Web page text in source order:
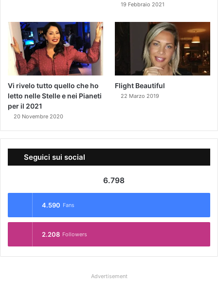
19 Febbraio 2021
Vi rivelo tutto quello che ho
letto nelle Stelle e nei Pianeti
per il 2021
20 Novembre 2020
Flight Beautiful
22 Marzo 2019
Seguici sui social
6.798
4.590 Fans
2.208 Followers
Advertisement